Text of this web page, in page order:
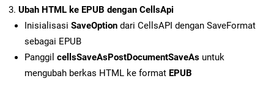
Ubah HTML ke EPUB dengan CellsApi
Inisialisasi SaveOption dari CellsAPI dengan SaveFormat
sebagai EPUB
Panggil cellsSaveAsPostDocumentSaveAs untuk
mengubah berkas HTML ke format EPUB